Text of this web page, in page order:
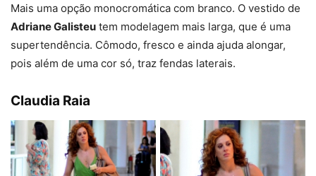
Mais uma opção monocromática com branco. O vestido de
Adriane Galisteu tem modelagem mais larga, que é uma
supertendência. Cômodo, fresco e ainda ajuda alongar,
pois além de uma cor só, traz fendas laterais.
Claudia Raia